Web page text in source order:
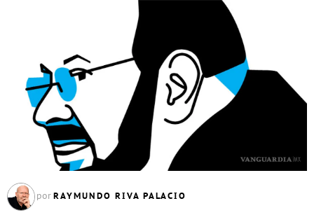
por RAYMUNDO RIVA PALACIO